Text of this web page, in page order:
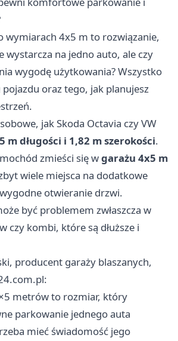
wymiarach 4x5 m to rozwiązanie,
wystarcza na jedno auto, ale czy
wygodę użytkowania? Wszystko
oraz tego, jak planujesz
jak Skoda Octavia czy VW
m długości i 1,82 m szerokości.
zmieści się wgarażu 4x5 m
wiele miejsca na dodatkowe
otwieranie drzwi.
być problemem zwłaszcza w
czy kombi, które są dłuższe i
producent garaży blaszanych,
metrów to rozmiar, który
parkowanie jednego auta
mieć świadomość jego